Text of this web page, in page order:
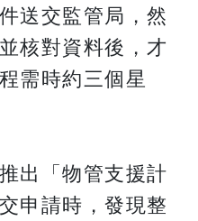
送交監管局，然
核對資料後，才
需時約三個星
出「物管支援計
申請時，發現整